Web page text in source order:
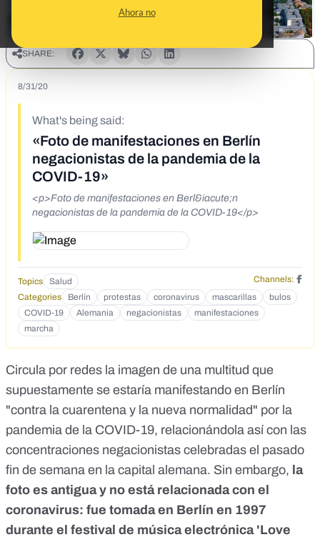
Ahora no
SHARE:
8/31/20
What's being said:
«Foto de manifestaciones en Berlín
negacionistas de la pandemia de la
COVID-19»
<p>Foto de manifestaciones en Berl&iacute;n
negacionistas de la pandemia de la COVID-19</p>
Topics Salud
Channels:
Categories
Berlín protestas coronavirus mascarillas
bulos
COVID-19
Alemania negacionistas
manifestaciones
marcha
Circula por redes la imagen de una multitud que
supuestamente se estaría manifestando en Berlín
"contra la cuarentena y la nueva normalidad" por la
pandemia de la COVID-19, relacionándola así con las
concentraciones negacionistas celebradas el pasado
fin de semana en la capital alemana. Sin embargo, la
foto es antigua y no está relacionada con el
coronavirus: fue tomada en Berlín en 1997
durante el festival de música electrónica 'Love